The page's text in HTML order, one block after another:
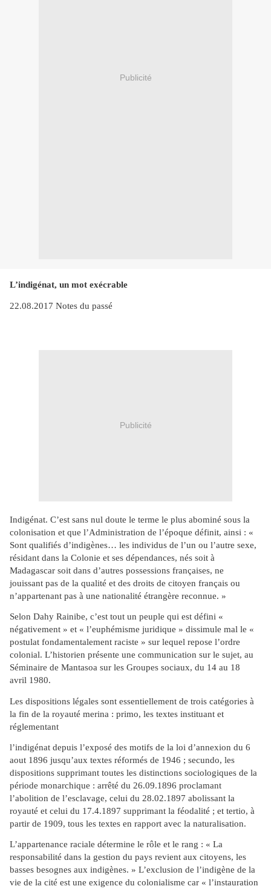
Publicité
L’indigénat, un mot exécrable
22.08.2017 Notes du passé
Publicité
Indigénat. C’est sans nul doute le terme le plus abominé sous la
colonisation et que l’Administration de l’époque définit, ainsi : «
Sont qualifiés d’indigènes… les individus de l’un ou l’autre sexe,
résidant dans la Colonie et ses dépendances, nés soit à
Madagascar soit dans d’autres possessions françaises, ne
jouissant pas de la qualité et des droits de citoyen français ou
n’appartenant pas à une nationalité étrangère reconnue. »
Selon Dahy Rainibe, c’est tout un peuple qui est défini «
négativement » et « l’euphémisme juridique » dissimule mal le «
postulat fondamentalement raciste » sur lequel repose l’ordre
colonial. L’historien présente une communication sur le sujet, au
Séminaire de Mantasoa sur les Groupes sociaux, du 14 au 18
avril 1980.
Les dispositions légales sont essentiellement de trois catégories à
la fin de la royauté merina : primo, les textes instituant et
réglementant
l’indigénat depuis l’exposé des motifs de la loi d’annexion du 6
aout 1896 jusqu’aux textes réformés de 1946 ; secundo, les
dispositions supprimant toutes les distinctions sociologiques de la
période monarchique : arrêté du 26.09.1896 proclamant
l’abolition de l’esclavage, celui du 28.02.1897 abolissant la
royauté et celui du 17.4.1897 supprimant la féodalité ; et tertio, à
partir de 1909, tous les textes en rapport avec la naturalisation.
L’appartenance raciale détermine le rôle et le rang : « La
responsabilité dans la gestion du pays revient aux citoyens, les
basses besognes aux indigènes. » L’exclusion de l’indigène de la
vie de la cité est une exigence du colonialisme car « l’instauration